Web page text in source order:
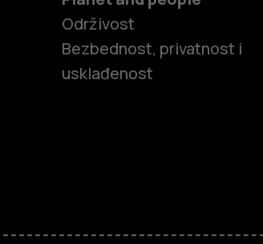
Održivost
Bezbednost, privatnost i
usklađenost